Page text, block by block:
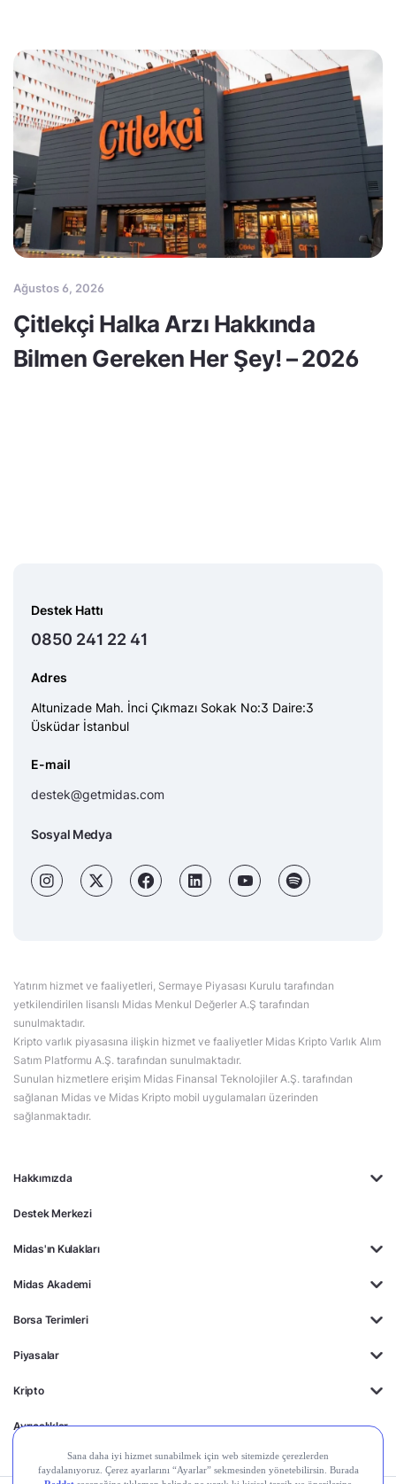
Ağustos 6, 2026
Çitlekçi Halka Arzı Hakkında
Bilmen Gereken Her Şey! – 2026
Hakkımızda
Destek Merkezi
Midas'ın Kulakları
Midas Akademi
Borsa Terimleri
Piyasalar
Kripto
Ayrıcalıklar
Destek Hattı
0850 241 22 41
Adres
Altunizade Mah. İnci Çıkmazı Sokak No:3 Daire:3
Üsküdar İstanbul
E-mail
destek@getmidas.com
Sosyal Medya
Yatırım hizmet ve faaliyetleri, Sermaye Piyasası Kurulu tarafından
yetkilendirilen lisanslı Midas Menkul Değerler A.Ş tarafından
sunulmaktadır.
Kripto varlık piyasasına ilişkin hizmet ve faaliyetler Midas Kripto Varlık Alım
Satım Platformu A.Ş. tarafından sunulmaktadır.
Sunulan hizmetlere erişim Midas Finansal Teknolojiler A.Ş. tarafından
sağlanan Midas ve Midas Kripto mobil uygulamaları üzerinden
sağlanmaktadır.